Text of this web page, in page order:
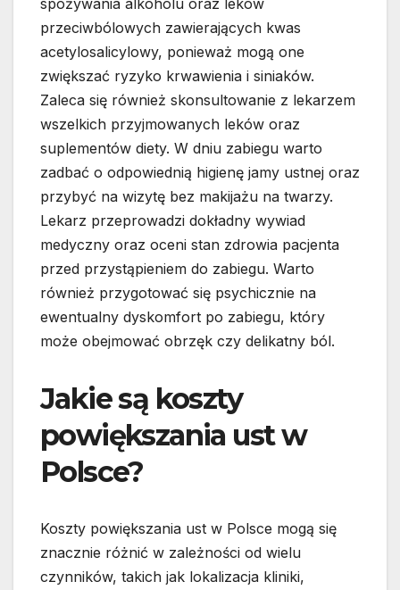
spożywania alkoholu oraz leków
przeciwbólowych zawierających kwas
acetylosalicylowy, ponieważ mogą one
zwiększać ryzyko krwawienia i siniaków.
Zaleca się również skonsultowanie z lekarzem
wszelkich przyjmowanych leków oraz
suplementów diety. W dniu zabiegu warto
zadbać o odpowiednią higienę jamy ustnej oraz
przybyć na wizytę bez makijażu na twarzy.
Lekarz przeprowadzi dokładny wywiad
medyczny oraz oceni stan zdrowia pacjenta
przed przystąpieniem do zabiegu. Warto
również przygotować się psychicznie na
ewentualny dyskomfort po zabiegu, który
może obejmować obrzęk czy delikatny ból.
Jakie są koszty
powiększania ust w
Polsce?
Koszty powiększania ust w Polsce mogą się
znacznie różnić w zależności od wielu
czynników, takich jak lokalizacja kliniki,